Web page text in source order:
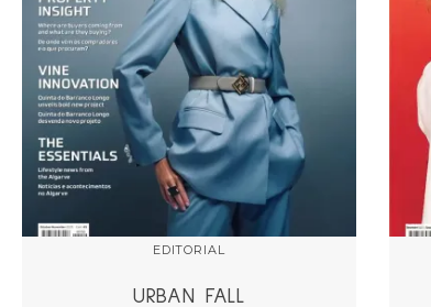
EDITORIAL
URBAN FALL